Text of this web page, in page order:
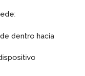
dentro hacia